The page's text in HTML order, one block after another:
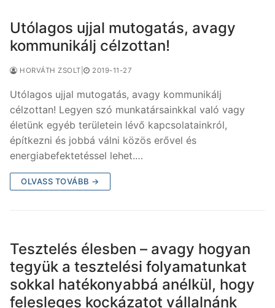
Utólagos ujjal mutogatás, avagy
kommunikálj célzottan!
HORVÁTH ZSOLT 2019-11-27
Utólagos ujjal mutogatás, avagy kommunikálj
célzottan! Legyen szó munkatársainkkal való vagy
életünk egyéb területein lévő kapcsolatainkról,
építkezni és jobbá válni közös erővel és
energiabefektetéssel lehet.…
OLVASS TOVÁBB →
Tesztelés élesben – avagy hogyan
tegyük a tesztelési folyamatunkat
sokkal hatékonyabbá anélkül, hogy
felesleges kockázatot vállalnánk